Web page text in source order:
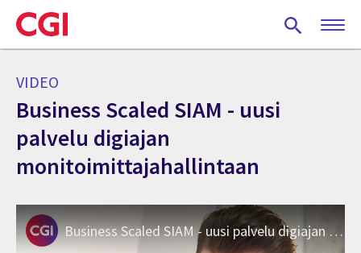
Skip
to
main
VIDEO
Business Scaled SIAM - uusi
palvelu digiajan
monitoimittajahallintaan
Business Scaled SIAM - uusi palvelu digiajan monitoimittajahallintaan